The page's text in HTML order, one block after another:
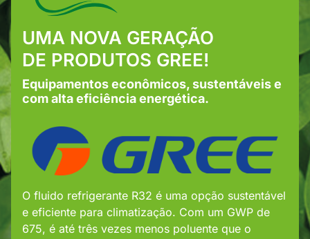
UMA NOVA GERAÇÃO
DE PRODUTOS GREE!
Equipamentos econômicos, sustentáveis e
com alta eficiência energética.
O fluido refrigerante R32 é uma opção sustentável
e eficiente para climatização. Com um GWP de
675, é até três vezes menos poluente que o